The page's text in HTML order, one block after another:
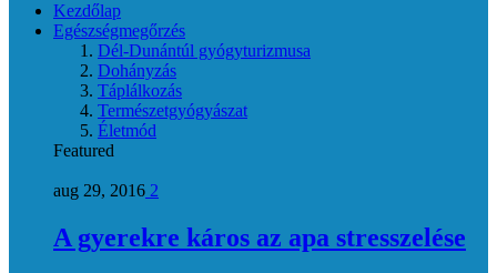
Kezdőlap
Egészségmegőrzés
Dél-Dunántúl gyógyturizmusa
Dohányzás
Táplálkozás
Természetgyógyászat
Életmód
Featured
aug 29, 2016 2
A gyerekre káros az apa stresszelése